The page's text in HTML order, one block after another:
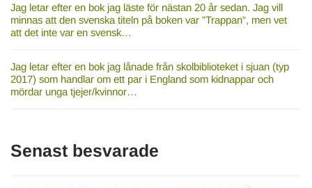
Jag letar efter en bok jag läste för nästan 20 år sedan. Jag vill
minnas att den svenska titeln på boken var ”Trappan”, men vet
att det inte var en svensk…
Jag letar efter en bok jag lånade från skolbiblioteket i sjuan (typ
2017) som handlar om ett par i England som kidnappar och
mördar unga tjejer/kvinnor…
Senast besvarade